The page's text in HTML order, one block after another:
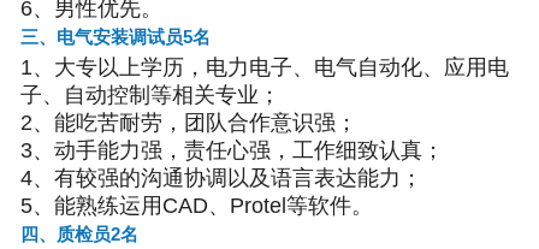
6、男性优先。
三、电气安装调试员5名
1、大专以上学历，电力电子、电气自动化、应用电
子、自动控制等相关专业；
2、能吃苦耐劳，团队合作意识强；
3、动手能力强，责任心强，工作细致认真；
4、有较强的沟通协调以及语言表达能力；
5、能熟练运用CAD、Protel等软件。
四、质检员2名